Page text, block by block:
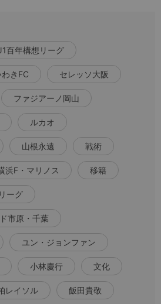
百年構想リーグ
わきFC セレッソ大阪
ファジアーノ岡山
ルカオ
山根永遠 戦術
浜F・マリノス 移籍
ーグ
市原・千葉
ユン・ジョンファン
小林慶行 文化
レイソル 飯田貴敬